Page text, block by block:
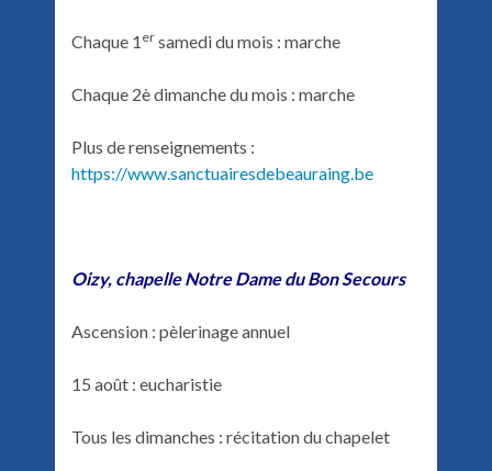
Chaque 1 er samedi du mois : marche
Chaque 2è dimanche du mois : marche
Plus de renseignements :
https://www.sanctuairesdebeauraing.be
Oizy, chapelle Notre Dame du Bon Secours
Ascension : pèlerinage annuel
15 août : eucharistie
Tous les dimanches : récitation du chapelet